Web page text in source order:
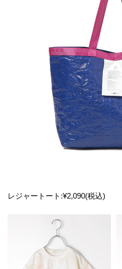
レジャートート:¥2,090(税込)